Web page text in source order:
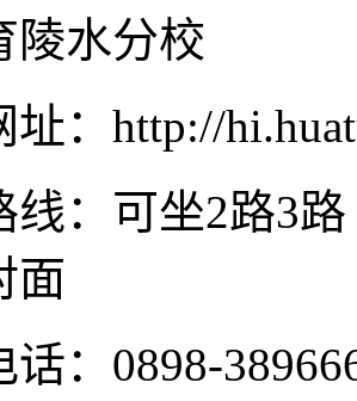
陵水分校
址：http://
线：可坐2路3
面
话：0898-